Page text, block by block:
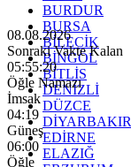
BURDUR
BURSA
BİLECİK
BİNGÖL
BİTLİS
DENİZLİ
DÜZCE
DİYARBAKIR
EDİRNE
ELAZIĞ
08.08.2026
Sonraki Vakte Kalan
05:55:19
Öğle Namazı
İmsak
04:19
Güneş
06:00
Öğle